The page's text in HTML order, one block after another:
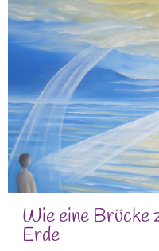
Wie eine Brücke
Erde